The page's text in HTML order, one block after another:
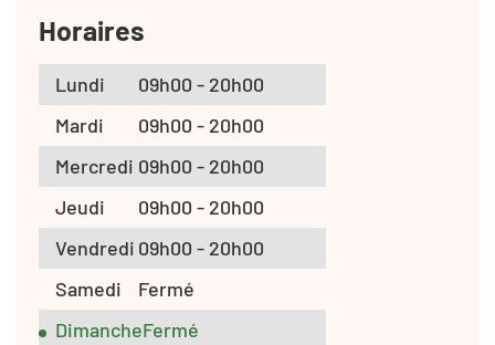
Horaires
Lundi
09h00 - 20h00
Mardi
09h00 - 20h00
Mercredi 09h00 - 20h00
Jeudi
09h00 - 20h00
Vendredi 09h00 - 20h00
Samedi
Fermé
DimancheFermé